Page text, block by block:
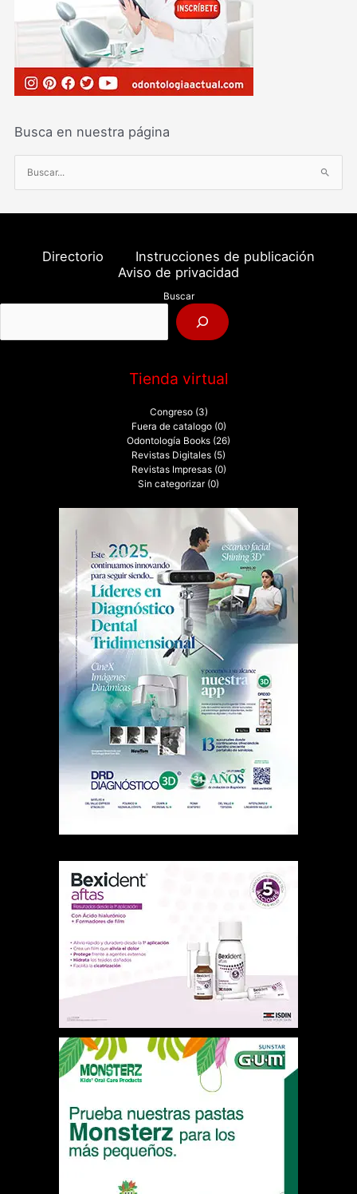
Busca en nuestra página
u
s
o
:
Directorio
Instrucciones de publicación
Aviso de privacidad
Buscar
Tienda virtual
Congreso (3)
Fuera de catalogo (0)
Odontología Books (26)
Revistas Digitales (5)
Revistas Impresas (0)
Sin categorizar (0)